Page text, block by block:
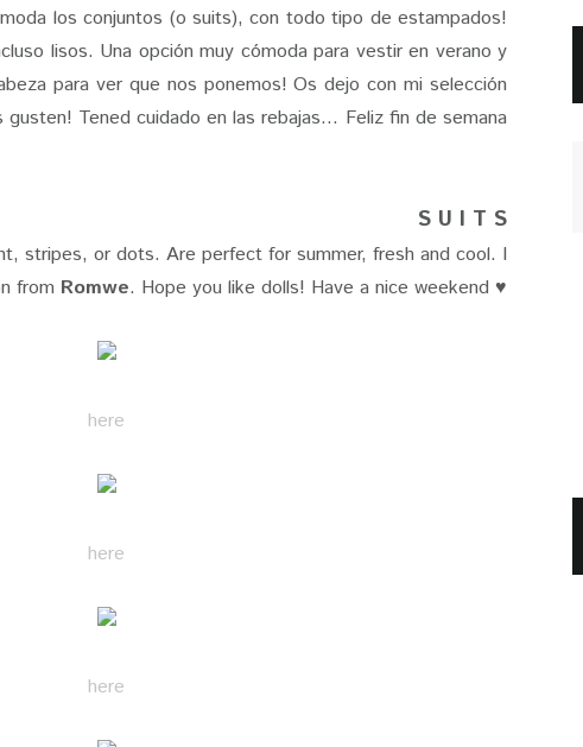
los conjuntos (o suits), con todo tipo de estampados!
lisos. Una opción muy cómoda para vestir en verano y
para ver que nos ponemos! Os dejo con mi selección
Tened cuidado en las rebajas... Feliz fin de semana
S U I T S
stripes, or dots. Are perfect for summer, fresh and cool. I
from Romwe. Hope you like dolls! Have a nice weekend ♥
here
here
here